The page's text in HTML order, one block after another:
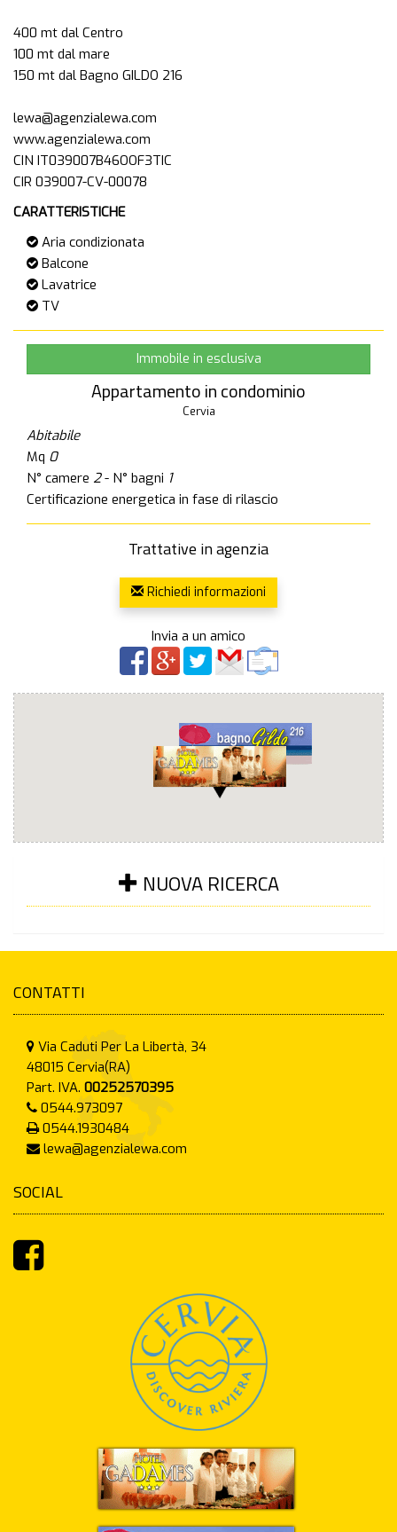
400 mt dal Centro
100 mt dal mare
150 mt dal Bagno GILDO 216
lewa@agenzialewa.com
www.agenzialewa.com
CIN IT039007B46OOF3TIC
CARATTERISTICHE
Aria condizionata
Balcone
Lavatrice
TV
Immobile in esclusiva
Appartamento in condominio
Cervia
Abitabile
Mq 0
N° camere 2- N° bagni 1
Certificazione energetica in fase di rilascio
Trattative in agenzia
Richiedi informazioni
Invia a un amico
NUOVA RICERCA
CONTATTI
Via Caduti Per La Libertà, 34
48015 Cervia(RA)
Part. IVA. 00252570395
0544.973097
0544.1930484
lewa@agenzialewa.com
SOCIAL